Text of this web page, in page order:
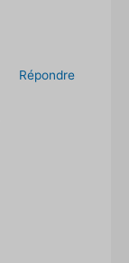
Répondre